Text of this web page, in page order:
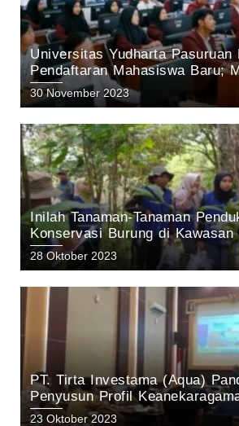
Universitas Yudharta Pasuruan
Pendaftaran Mahasiswa Baru;
Masa Depan Unggul dengan
Prestasi.
30 November 2023
Inilah Tanaman-Tanaman
Konservasi Burung di Kawasan
Arjuno Pasuruan: Hasil
Aqua Pandaan 2023
28 Oktober 2023
PT. Tirta Investama (Aqua)
Penyusun Profil
Kabupaten Pasuruan Tahun 2023
23 Oktober 2023